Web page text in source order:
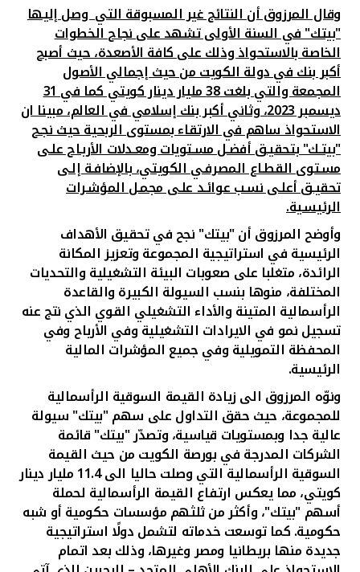
وقال المرزوق أن النتائج غير المسبوقة التي وصل إليها
"بيتك" في السنة الأولى تشهد على نجاح الخطوات
الخاصة بالاستحواذ وذلك على كافة الأصعدة، حيث أصبح
أكبر بنك في دولة الكويت من حيث إجمالي الأصول
المجمعة والتي بلغت 38 مليار دينار كويتي كما في 31
ديسمبر 2023، وثاني أكبر بنك إسلامي في العالم، مبينا ان
الاستحواذ ساهم في الارتقاء بمستوى الربحية حيث نجـح
"بيتـك" بتحقيـق أفضـل مسـتويات ومعـدلات الأربـاح علـى
مسـتوى القطـاع المصرفـي الكويتي، بالإضافـة إلـى
تحقيـق أعلـى نسـب عوائـد علـى مجمـل المؤشـرات
الرئيسـية.
وأوضح المرزوق أن "بيتك" نجح في تحقيق الأهداف
الرئيسية في استراتيجية المجموعة وتعزيز المكانة
الرائدة، متغلبا على صعوبات البيئة التشغيلية والتحديات
المختلفة، منوها بنسب السيولة الكبيرة والقاعدة
الرأسمالية المتينة والأداء التشغيلي القوي الذي نتج عنه
تسجيل نمو في الايرادات التشغيلية وفي الأرباح وفي
المحفظة التمويلية وفي جميع المؤشرات المالية
الرئيسية.
ونوّه المرزوق الى زيادة القيمة السوقية الرأسمالية
للمجموعة، حيث حقق التداول على سهم "بيتك" سيولة
عالية جدا وبمستويات قياسية، وتصدّر "بيتك" قائمة
الشركات المدرجة في بورصة الكويت من حيث القيمة
السوقية الرأسمالية التي وصلت حاليا الى 11.4 مليار دينار
كويتي،مما يعكس ارتفاع القيمة الرأسمالية لحملة
أسهم "بيتك"، وأكثر من ثلثهم مؤسسات حكومية أو شبه
حكومية. كما توسعت خدماته لتشمل دولًا استراتيجية
جديدة منها بريطانيا ومصر وغيرها، وذلك بعد اتمام